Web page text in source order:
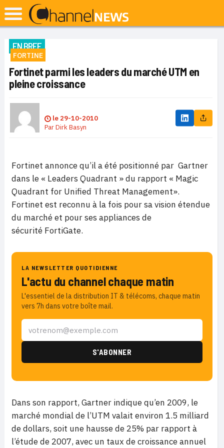
EN BREF
FORTINE
Fortinet parmi les leaders du marché UTM en
pleine croissance
le 29-10-2010
ParDirk Basyn
Fortinet annonce qu’il a été positionné par Gartner
dans le « Leaders Quadrant » du rapport « Magic
Quadrant for Unified Threat Management».
Fortinet est reconnu à la fois pour sa vision étendue
du marché et pour ses appliances de
sécurité FortiGate.
LA NEWSLETTER QUOTIDIENNE
L'actu du channel chaque matin
L'essentiel de la distribution IT & télécoms, chaque matin
vers 7h dans votre boîte mail.
Dans son rapport, Gartner indique qu’en 2009, le
marché mondial de l’UTM valait environ 1.5 milliard
de dollars, soit une hausse de 25% par rapport à
l’étude de 2007, avec un taux de croissance annuel